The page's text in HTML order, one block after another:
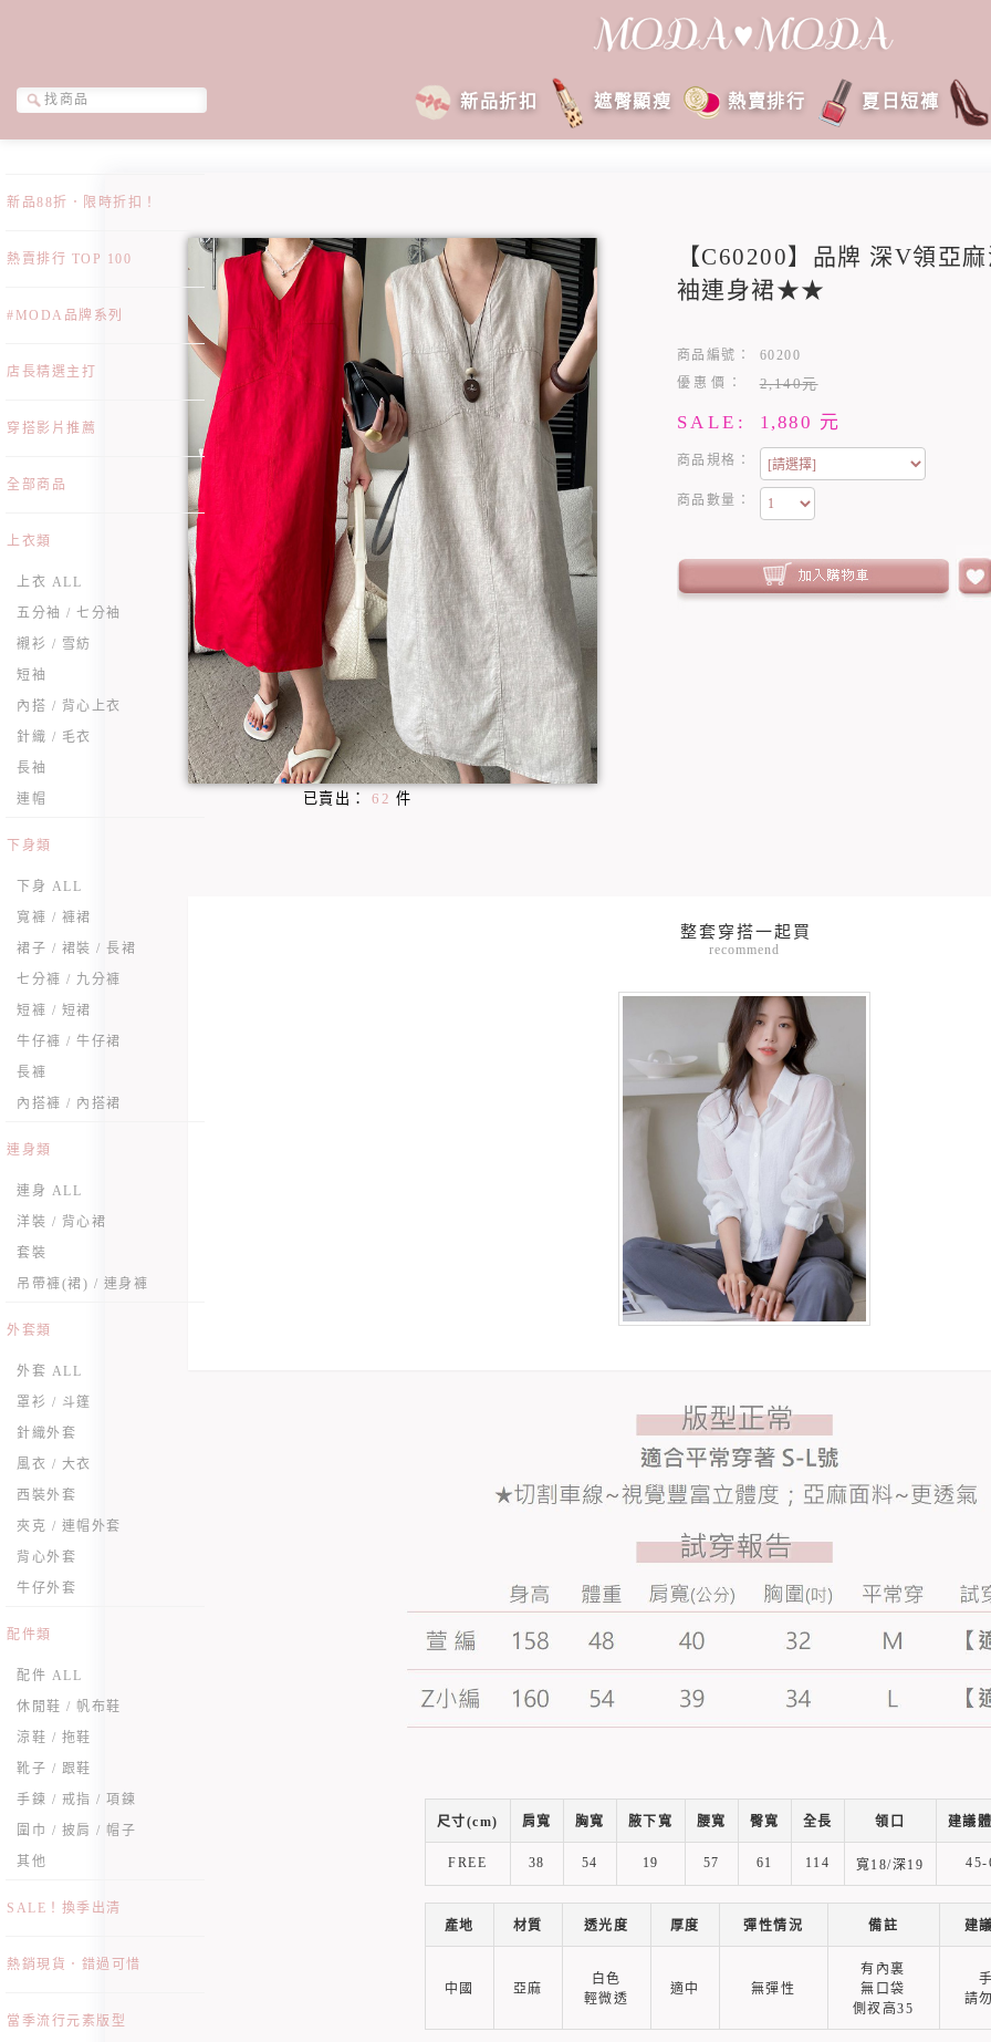
新品折扣 遮臀顯瘦 熱賣排行 夏日短褲
新品88折．限時折扣！
熱賣排行 TOP 100
#MODA品牌系列
店長精選主打
穿搭影片推薦
全部商品
上衣類
上衣 ALL
五分袖 / 七分袖
襯衫 / 雪紡
短袖
內搭 / 背心上衣
針織 / 毛衣
長袖
連帽
下身類
下身 ALL
寬褲 / 褲裙
裙子 / 裙裝 / 長裙
七分褲 / 九分褲
短褲 / 短裙
牛仔褲 / 牛仔裙
長褲
內搭褲 / 內搭裙
連身類
連身 ALL
洋裝 / 背心裙
套裝
吊帶褲(裙) / 連身褲
外套類
外套 ALL
罩衫 / 斗篷
針織外套
風衣 / 大衣
西裝外套
夾克 / 連帽外套
背心外套
牛仔外套
配件類
配件 ALL
休閒鞋 / 帆布鞋
涼鞋 / 拖鞋
靴子 / 跟鞋
手鍊 / 戒指 / 項鍊
圍巾 / 披肩 / 帽子
其他
SALE！換季出清
熱銷現貨．錯過可惜
當季流行元素版型
已賣出：62 件
【C60200】品牌 深V領亞
袖連身裙★★
商品編號：
60200
優惠價：
2,140元
SALE: 1,880 元
商品規格：
商品數量：
recommend
尺寸(cm) 肩寬 胸寬 腋下寬 腰寬 臀寬 全長 領口 建議
FREE 38 54 19 57 61 114 寬18/深19 45-
產地 材質 透光度 厚度 彈性情況 備註 建
中國 亞麻
白色
輕微透
適中 無彈性
有內裏
無口袋
側衩高35
請